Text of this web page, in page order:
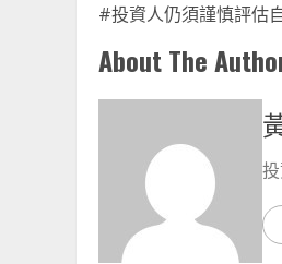
#投資人仍須謹慎評估
About The